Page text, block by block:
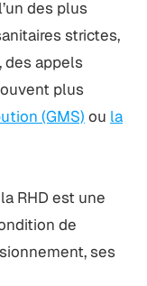
des plus
strictes,
des appels
plus
(GMS) ou la
RHD est une
de
ses